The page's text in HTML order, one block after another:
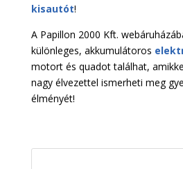
kisautót!
A Papillon 2000 Kft.
különleges, akkumulátoros
motort és quadot találhat,
nagy élvezettel ismerheti meg
élményét!